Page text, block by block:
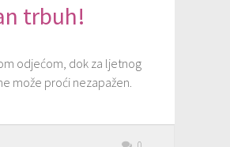
trbuh!
odjećom, dok za ljetnog
može proći nezapažen.